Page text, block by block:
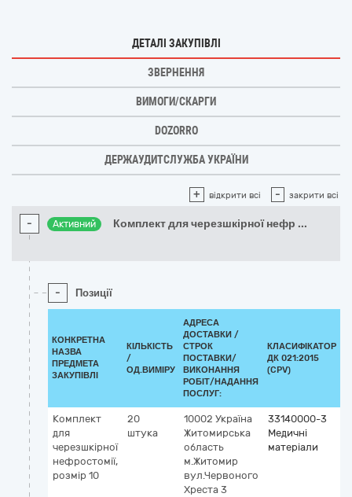
ДЕТАЛІ ЗАКУПІВЛІ
ЗВЕРНЕННЯ
ВИМОГИ/СКАРГИ
DOZORRO
ДЕРЖАУДИТСЛУЖБА УКРАЇНИ
+ відкрити всі - закрити всі
- Активний Комплект для черезшкірної нефр ...
- Позиції
КОНКРЕТНА
НАЗВА
ПРЕДМЕТА
ЗАКУПІВЛІ
КІЛЬКІСТЬ
/
ОД.ВИМІРУ
АДРЕСА
ДОСТАВКИ /
СТРОК
ПОСТАВКИ/
ВИКОНАННЯ
РОБІТ/НАДАННЯ
ПОСЛУГ:
КЛАСИФІКАТОР
ДК 021:2015
(CPV)
Комплект
для
черезшкірної
нефростомії,
розмір 10
20
штука
10002 Україна
Житомирська
область
м.Житомир
вул.Червоного
Хреста 3
33140000-3
Медичні
матеріали